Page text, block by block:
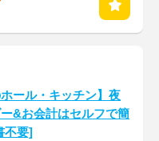
ホール・キッチン】夜
&お会計はセルフで簡
要]